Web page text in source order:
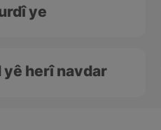
ye
yê herî navdar